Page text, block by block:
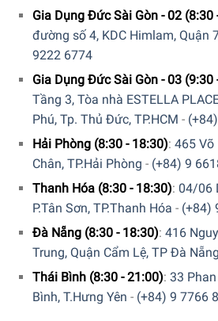
Hiện tại sản phẩm đang được bày
showroom cửa hàng của Gia dụng
quốc. Quý vị hãy gọi điện trực tiếp
6774 hoặc 039 222 6774 để nhận
tiết và đặt mua sản phẩm. Hoặc
website. Nhân viên tổng đài của Gia
gọi lại để xác nhận đơn hàng với
Gia Dụng Đức Sài Gòn - 02 (8:30
đường số 4, KDC Himlam, Quận
9222 6774
Gia Dụng Đức Sài Gòn - 03 (9:30
Tầng 3, Tòa nhà ESTELLA
Phú, Tp. Thủ Đức, TP.HCM -
Hải Phòng (8:30 - 18:30): 465 Võ
Chân, TP.Hải Phòng - (+84) 9
Thanh Hóa (8:30 - 18:30): 04/06
P.Tân Sơn, TP.Thanh Hóa - (+84)
Đà Nẵng (8:30 - 18:30): 416
Trung, Quận Cẩm Lệ, TP Đà Nẵng
Thái Bình (8:30 - 21:00): 33 Phan
Bình, T.Hưng Yên - (+84) 9 7766